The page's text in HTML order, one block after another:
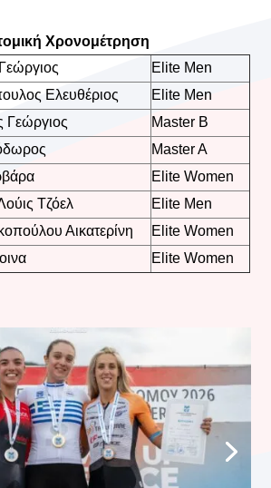
Χρονομέτρηση
Elite Men
Ελευθέριος
Elite Men
Γεώργιος
Master B
Master A
Elite Women
Τζόελ
Elite Men
Αικατερίνη
Elite Women
Elite Women